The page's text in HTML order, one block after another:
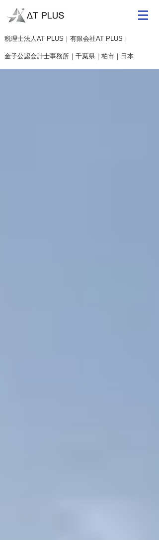
​税理士法人AT PLUS｜有限会社AT PLUS｜
金子公認会計士事務所｜ 千葉県｜柏市｜日本